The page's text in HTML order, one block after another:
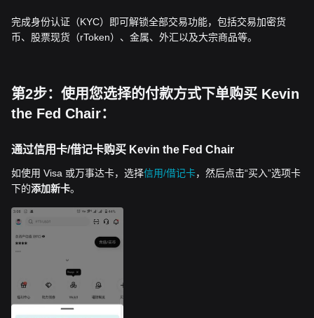
完成身份认证（KYC）即可解锁全部交易功能，包括交易加密货
币、股票现货（rToken）、金属、外汇以及大宗商品等。
第2步：使用您选择的付款方式下单购买 Kevin
the Fed Chair：
通过信用卡/借记卡购买 Kevin the Fed Chair
如使用 Visa 或万事达卡，选择信用/借记卡，然后点击“买入”选项卡
下的添加新卡。